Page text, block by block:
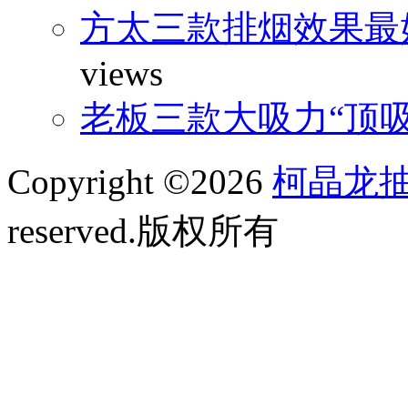
方太三款排烟效果
views
老板三款大吸力“顶
Copyright ©2026 柯晶龙
reserved.版权所有